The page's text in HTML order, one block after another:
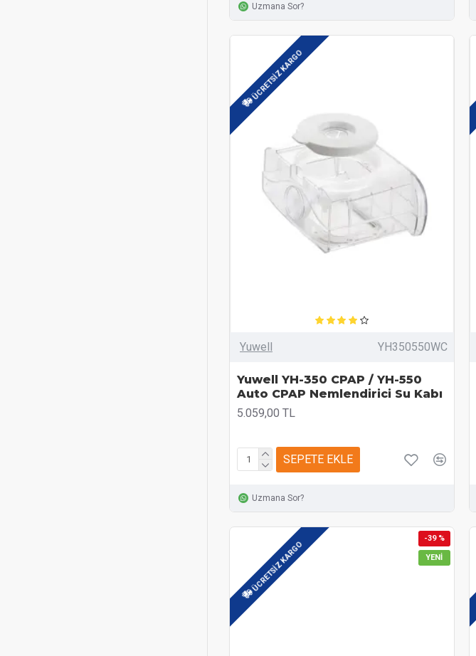
Uzmana Sor?
ÜCRETSIZ KARGO
Yuwell YH350550WC
Yuwell YH-350 CPAP / YH-550
Auto CPAP Nemlendirici Su Kabı
5.059,00 TL
SEPETE EKLE
Uzmana Sor?
YENI
ÜCRETSIZ KARGO
-39 %